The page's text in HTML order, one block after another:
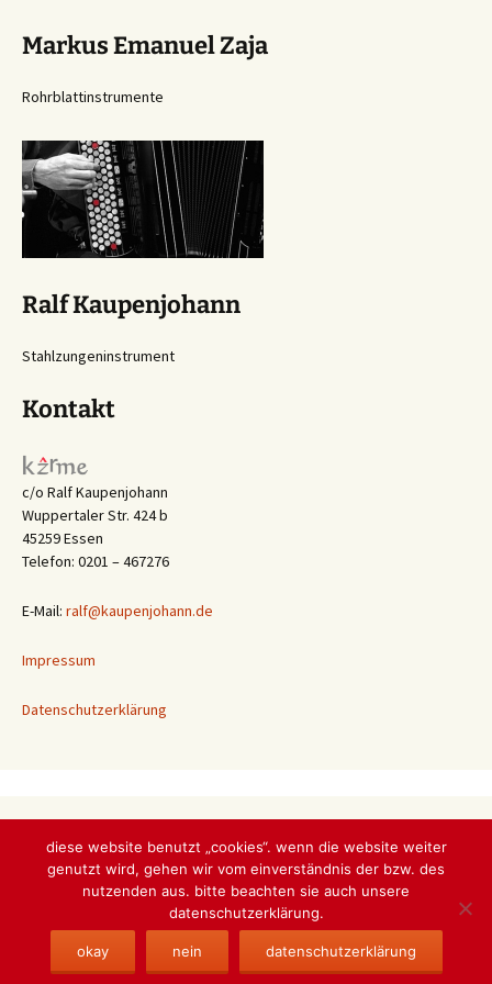
Markus Emanuel Zaja
Rohrblattinstrumente
Ralf Kaupenjohann
Stahlzungeninstrument
Kontakt
c/o Ralf Kaupenjohann
Wuppertaler Str. 424 b
45259 Essen
Telefon: 0201 – 467276
E-Mail: ralf@kaupenjohann.de
Impressum
Datenschutzerklärung
sortieren
Datenschutzerklärung Stolz präsentiert von WordPress
diese website benutzt „cookies“. wenn die website weiter
genutzt wird, gehen wir vom einverständnis der bzw. des
nutzenden aus. bitte beachten sie auch unsere
datenschutzerklärung.
okay nein datenschutzerklärung